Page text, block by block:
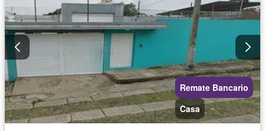
Remate Bancario
Casa